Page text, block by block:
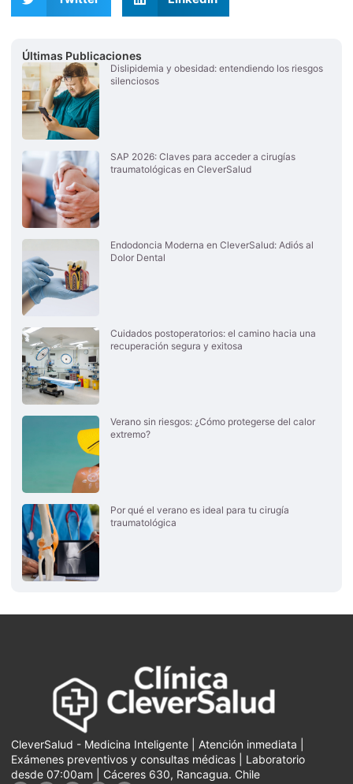
Últimas Publicaciones
Dislipidemia y obesidad: entendiendo los riesgos
silenciosos
SAP 2026: Claves para acceder a cirugías
traumatológicas en CleverSalud
Endodoncia Moderna en CleverSalud: Adiós al
Dolor Dental
Cuidados postoperatorios: el camino hacia una
recuperación segura y exitosa
Verano sin riesgos: ¿Cómo protegerse del calor
extremo?
Por qué el verano es ideal para tu cirugía
traumatológica
CleverSalud - Medicina Inteligente | Atención inmediata |
Exámenes preventivos y consultas médicas | Laboratorio
desde 07:00am | Cáceres 630, Rancagua. Chile